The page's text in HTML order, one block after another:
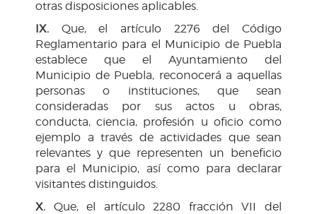
otras disposiciones aplicables.
IX. Que, el artículo 2276 del Código
Reglamentario para el Municipio de Puebla
establece que el Ayuntamiento del
Municipio de Puebla, reconocerá a aquellas
personas o instituciones, que sean
consideradas por sus actos u obras,
conducta, ciencia, profesión u oficio como
ejemplo a través de actividades que sean
relevantes y que representen un beneficio
para el Municipio, así como para declarar
visitantes distinguidos.
X. Que, el artículo 2280 fracción VII del